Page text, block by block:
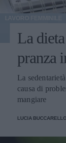
La
pranza
La
causa di
mangiare
LUCIA BUCCARELLO